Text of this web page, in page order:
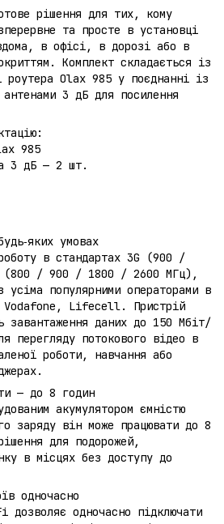
рішення для тих, кому
та просте в установці
вдома, в офісі, в дорозі або в
Комплект складається із
роутера Olax 985 у поєднанні із
антенами 3 дБ для посилення
985
3 дБ — 2 шт.
умовах
в стандартах 3G (900 /
(800 / 900 / 1800 / 2600 МГц),
усіма популярними операторами в
Vodafone, Lifecell. Пристрій
завантаження даних до 150 Мбіт/
перегляду потокового відео в
роботи, навчання або
— до 8 годин
акумулятором ємністю
заряду він може працювати до 8
для подорожей,
в місцях без доступу до
одночасно
дозволяє одночасно підключати